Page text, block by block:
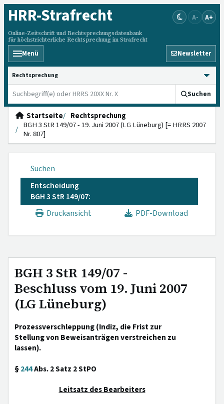
HRR-Strafrecht
Online-Zeitschrift und Rechtsprechungsdatenbank
für höchstrichterliche Rechtsprechung im Strafrecht
A- A+
Menü Newsletter
HRRS durchsuchen
Suchen
Startseite
Rechtsprechung
BGH 3 StR 149/07 - 19. Juni 2007 (LG Lüneburg) [= HRRS 2007
Nr. 807]
Suchen
Entscheidung
BGH 3 StR 149/07:
Druckansicht
PDF-Download
BGH 3 StR 149/07 -
Beschluss vom 19. Juni 2007
(LG Lüneburg)
Prozessverschleppung (Indiz, die Frist zur
Stellung von Beweisanträgen verstreichen zu
lassen).
§244Abs. 2 Satz 2 StPO
Leitsatz des Bearbeiters